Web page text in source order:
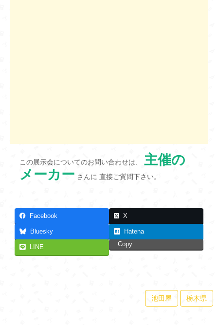
この展示会についてのお問い合わせは、 主催の
メーカー さんに 直接ご質問下さい。
Facebook X
Bluesky Hatena
LINE Copy
池田屋 栃木県